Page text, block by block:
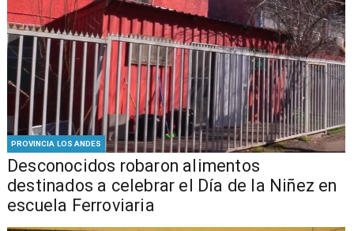
PROVINCIA LOS ANDES
Desconocidos robaron alimentos
destinados a celebrar el Día de la Niñez en
escuela Ferroviaria